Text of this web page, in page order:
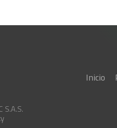
S.A.S.
Inicio